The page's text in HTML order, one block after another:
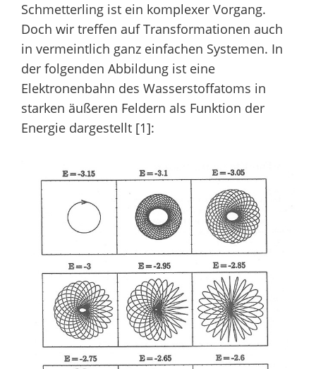
Schmetterling ist ein komplexer Vorgang.
Doch wir treffen auf Transformationen auch
in vermeintlich ganz einfachen Systemen. In
der folgenden Abbildung ist eine
Elektronenbahn des Wasserstoffatoms in
starken äußeren Feldern als Funktion der
Energie dargestellt [1]: